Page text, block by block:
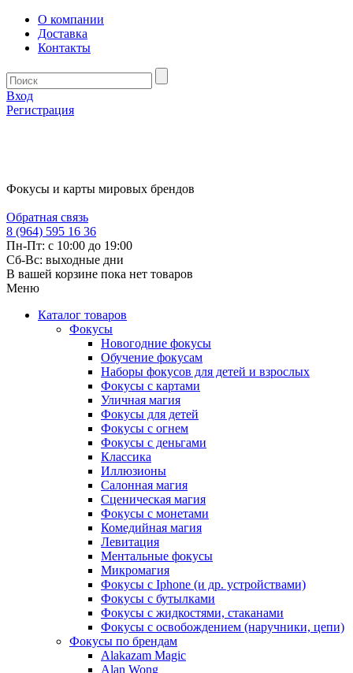
О компании
Доставка
Контакты
Вход
Регистрация
Фокусы и карты мировых брендов
Обратная связь
8 (964) 595 16 36
Пн-Пт: с 10:00 до 19:00
Сб-Вс: выходные дни
В вашей корзине пока нет товаров
Меню
Каталог товаров
Фокусы
Новогодние фокусы
Обучение фокусам
Наборы фокусов для детей и взрослых
Фокусы с картами
Уличная магия
Фокусы для детей
Фокусы с огнем
Фокусы с деньгами
Классика
Иллюзионы
Салонная магия
Сценическая магия
Фокусы с монетами
Комедийная магия
Левитация
Ментальные фокусы
Микромагия
Фокусы с Iphone (и др. устройствами)
Фокусы с бутылками
Фокусы с жидкостями, стаканами
Фокусы с освобождением (наручники, цепи)
Фокусы по брендам
Alakazam Magic
Alan Wong